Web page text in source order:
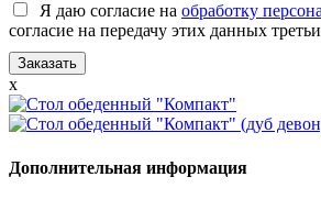
Я даю согласие на обработку
согласие на передачу этих данных
x
Дополнительная информация